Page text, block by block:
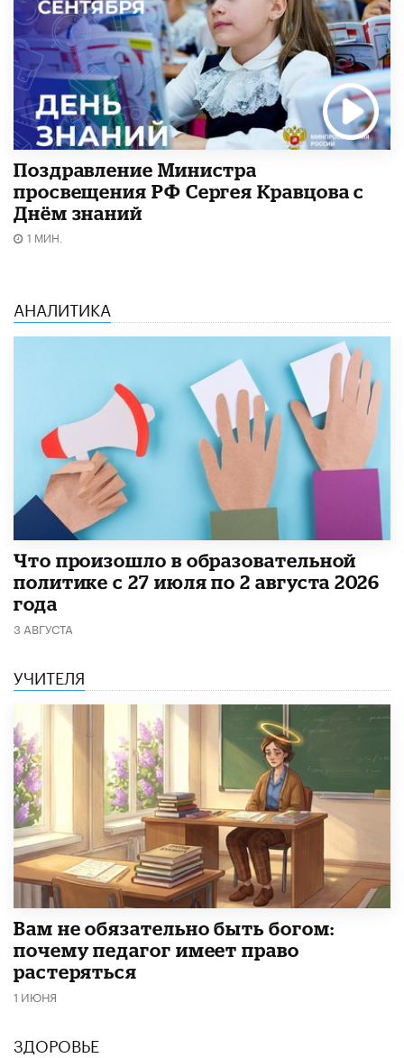
Поздравление Министра
просвещения РФ Сергея Кравцова с
Днём знаний
1 МИН.
АНАЛИТИКА
​Что произошло в образовательной
политике с 27 июля по 2 августа 2026
года
3 АВГУСТА
УЧИТЕЛЯ
​Вам не обязательно быть богом:
почему педагог имеет право
растеряться
1 ИЮНЯ
ЗДОРОВЬЕ